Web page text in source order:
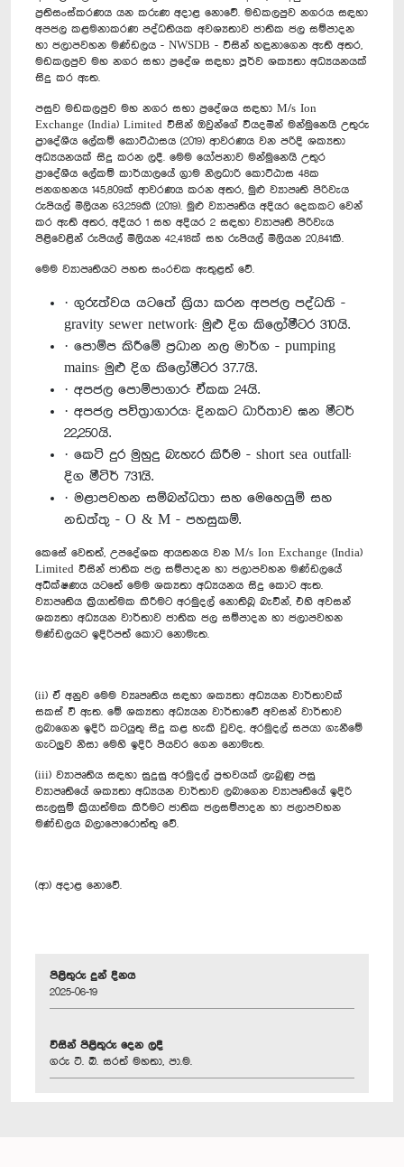
ප්‍රතිසංස්කරණය යන කරුණ අදාළ නොවේ. මඩකලපුව නගරය සඳහා
අපජල කළමනාකරණ පද්ධතියක අවශ්‍යතාව ජාතික ජල සම්පාදන
හා ජලාපවහන මණ්ඩලය - NWSDB - විසින් හඳුනාගෙන ඇති අතර,
මඩකලපුව මහ නගර සභා ප්‍රදේශ සඳහා පූර්ව ශක්‍යතා අධ්‍යයනයක්
සිදු කර ඇත.
පසුව මඩකලපුව මහ නගර සභා ප්‍රදේශය සඳහා M/s Ion
Exchange (India) Limited විසින් ඔවුන්ගේ වියදමින් මන්මුනෙයි උතුරු
ප්‍රාදේශීය ලේකම් කොට්ඨාසය (2019) ආවරණය වන පරිදි ශක්‍යතා
අධ්‍යයනයක් සිදු කරන ලදී. මෙම යෝජනාව මන්මුනෙයි උතුර
ප්‍රාදේශීය ලේකම් කාර්යාලයේ ග්‍රාම නිලධාරි කොට්ඨාස 48ක
ජනගහනය 145,809ක් ආවරණය කරන අතර, මුළු ව්‍යාපෘති පිරිවැය
රුපියල් මිලියන 63,259කි (2019). මුළු ව්‍යාපෘතිය අදියර දෙකකට වෙන්
කර ඇති අතර, අදියර 1 සහ අදියර 2 සඳහා ව්‍යාපෘති පිරිවැය
පිළිවෙළින් රුපියල් මිලියන 42,418ක් සහ රුපියල් මිලියන 20,841කි.
මෙම ව්‍යාපෘතියට පහත සංරචක ඇතුළත් වේ.
· ගුරුත්වය යටතේ ක්‍රියා කරන අපජල පද්ධති -
gravity sewer network: මුළු දිග කිලෝමීටර 310යි.
· පොම්ප කිරීමේ ප්‍රධාන නල මාර්ග - pumping
mains: මුළු දිග කිලෝමීටර 37.7යි.
· අපජල පොම්පාගාර: ඒකක 24යි.
· අපජල පවිත්‍රාගාරය: දිනකට ධාරිතාව ඝන මීටර්
22,250යි.
· කෙටි දුර මුහුදු බැහැර කිරීම - short sea outfall:
දිග මීටිර් 731යි.
· මළාපවහන සම්බන්ධතා සහ මෙහෙයුම් සහ
නඩත්තු - O & M - පහසුකම්.
කෙසේ වෙතත්, උපදේශක ආයතනය වන M/s Ion Exchange (India)
Limited විසින් ජාතික ජල සම්පාදන හා ජලාපවහන මණ්ඩලයේ
අධීක්ෂණය යටතේ මෙම ශක්‍යතා අධ්‍යයනය සිදු කොට ඇත.
ව්‍යාපෘතිය ක්‍රියාත්මක කිරීමට අරමුදල් නොතිබූ බැවින්, එහි අවසන්
ශක්‍යතා අධ්‍යයන වාර්තාව ජාතික ජල සම්පාදන හා ජලාපවහන
මණ්ඩලයට ඉදිරිපත් කොට නොමැත.
(ii) ඒ අනුව මෙම ව්‍යෘපෘතිය සඳහා ශක්‍යතා අධ්‍යයන වාර්තාවක්
සකස් වී ඇත. මේ ශක්‍යතා අධ්‍යයන වාර්තාවේ අවසන් වාර්තාව
ලබාගෙන ඉදිරි කටයුතු සිදු කළ හැකි වුවද, අරමුදල් සපයා ගැනීමේ
ගැටලුව නිසා මෙහි ඉදිරි පියවර ගෙන නොමැත.
(iii) ව්‍යාපෘතිය සඳහා සුදුසු අරමුදල් ප්‍රභවයක් ලැබුණු පසු
ව්‍යාපෘතියේ ශක්‍යතා අධ්‍යයන වාර්තාව ලබාගෙන ව්‍යාපෘතියේ ඉදිරි
සැලසුම් ක්‍රියාත්මක කිරීමට ජාතික ජලසම්පාදන හා ජලාපවහන
මණ්ඩලය බලාපොරොත්තු වේ.
(ආ) අදාළ නොවේ.
පිළිතුරු දුන් දිනය
2025-06-19
විසින් පිළිතුරු දෙන ලදී
ගරු ටී. බී. සරත් මහතා, පා.ම.